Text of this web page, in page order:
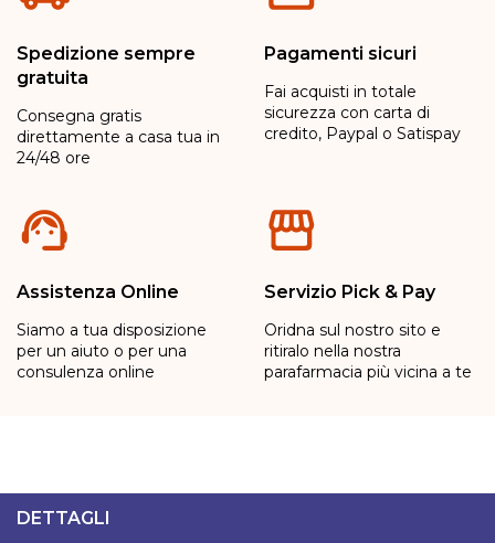
Spedizione sempre
gratuita
Consegna gratis
direttamente a casa tua in
24/48 ore
Pagamenti sicuri
Fai acquisti in totale
sicurezza con carta di
credito, Paypal o Satispay
Assistenza Online
Siamo a tua disposizione
per un aiuto o per una
consulenza online
Servizio Pick & Pay
Oridna sul nostro sito e
ritiralo nella nostra
parafarmacia più vicina a te
DETTAGLI